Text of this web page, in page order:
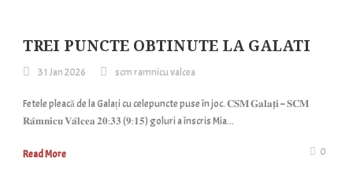
TREI PUNCTE OBTINUTE LA GALATI
31 Jan 2026 scm ramnicu valcea
Fetele pleacă de la Galați cu celepuncte puse în joc. 𝐂𝐒𝐌 𝐆𝐚𝐥𝐚𝐭̦𝐢 – 𝐒𝐂𝐌
𝐑𝐚̂𝐦𝐧𝐢𝐜𝐮 𝐕𝐚̂𝐥𝐜𝐞𝐚 𝟐𝟎:𝟑𝟑 (𝟗:𝟏𝟓) goluri a înscris Mia...
Read More 0